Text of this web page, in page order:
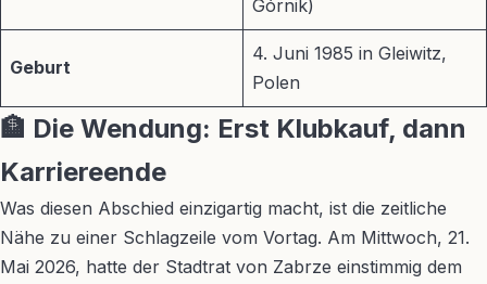
Górnik)
Geburt
4. Juni 1985 in Gleiwitz,
Polen
🏦 Die Wendung: Erst Klubkauf, dann
Karriereende
Was diesen Abschied einzigartig macht, ist die zeitliche
Nähe zu einer Schlagzeile vom Vortag. Am Mittwoch, 21.
Mai 2026, hatte der Stadtrat von Zabrze einstimmig dem